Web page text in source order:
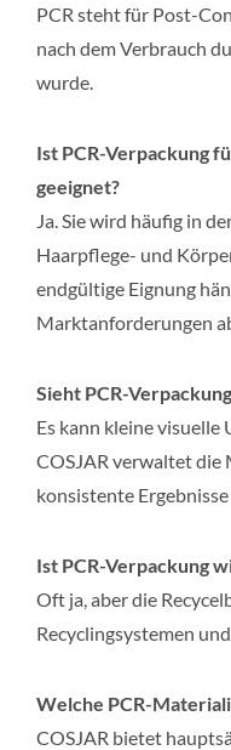
PCR steht für Post-
nach dem Verbrauch
wurde.
Ist PCR-Verpackung
geeignet?
Ja. Sie wird häufig in
Haarpflege- und
endgültige Eignung
Marktanforderungen
Sieht PCR-
Es kann kleine visuelle
COSJAR verwaltet die
konsistente
Ist PCR-Verpackung
Oft ja, aber die
Recyclingsystemen
Welche PCR-
COSJAR bietet